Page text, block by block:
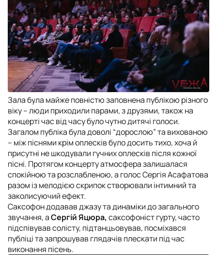
Зала була майже повністю заповнена публікою різного
віку – люди приходили парами, з друзями, також на
концерті час від часу було чутно дитячі голоси.
Загалом публіка була доволі “дорослою” та вихованою
– між піснями крім оплесків було досить тихо, хоча й
присутні не шкодували гучних оплесків після кожної
пісні. Протягом концерту атмосфера залишалася
спокійною та розслабленою, а голос Сергія Асафатова
разом із мелодією скрипок створювали інтимний та
заколисуючий ефект.
Саксофон додавав джазу та динаміки до загального
звучання, аСергій Яцюра, саксофоніст гурту, часто
підспівував солісту, підтанцьовував, посміхався
публіці та запрошував глядачів плескати під час
виконання пісень.